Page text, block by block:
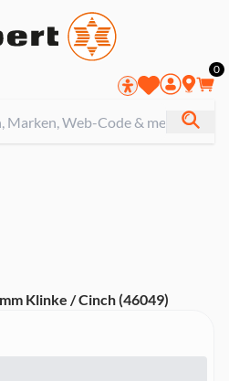
0
Klinke / Cinch (46049)